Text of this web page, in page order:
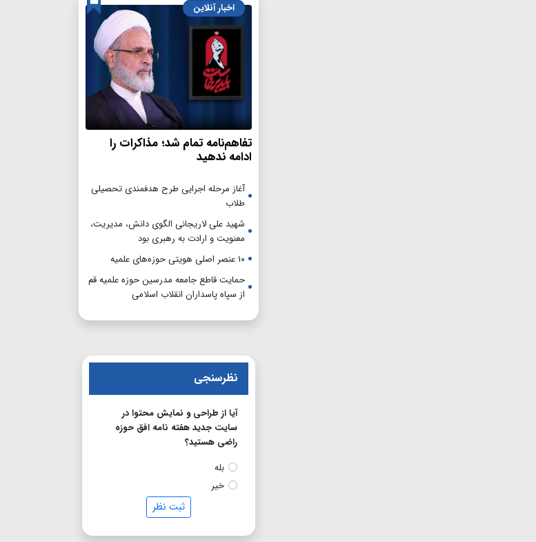
اخبار آنلاین
تفاهم‌نامه تمام شد؛ مذاکرات را
ادامه ندهید
آغاز مرحله اجرایی طرح هدفمندی تحصیلی
طلاب
شهید علی لاریجانی الگوی دانش، مدیریت،
معنویت و ارادت به رهبری بود
۱۰ عنصر اصلی هویتی حوزه‌های علمیه
حمایت قاطع جامعه مدرسین حوزه علمیه قم
از سپاه پاسداران انقلاب اسلامی
نظرسنجی
آیا از طراحی و نمایش محتوا در
سایت جدید هفته نامه افق حوزه
راضی هستید؟
بله
خیر
ثبت نظر